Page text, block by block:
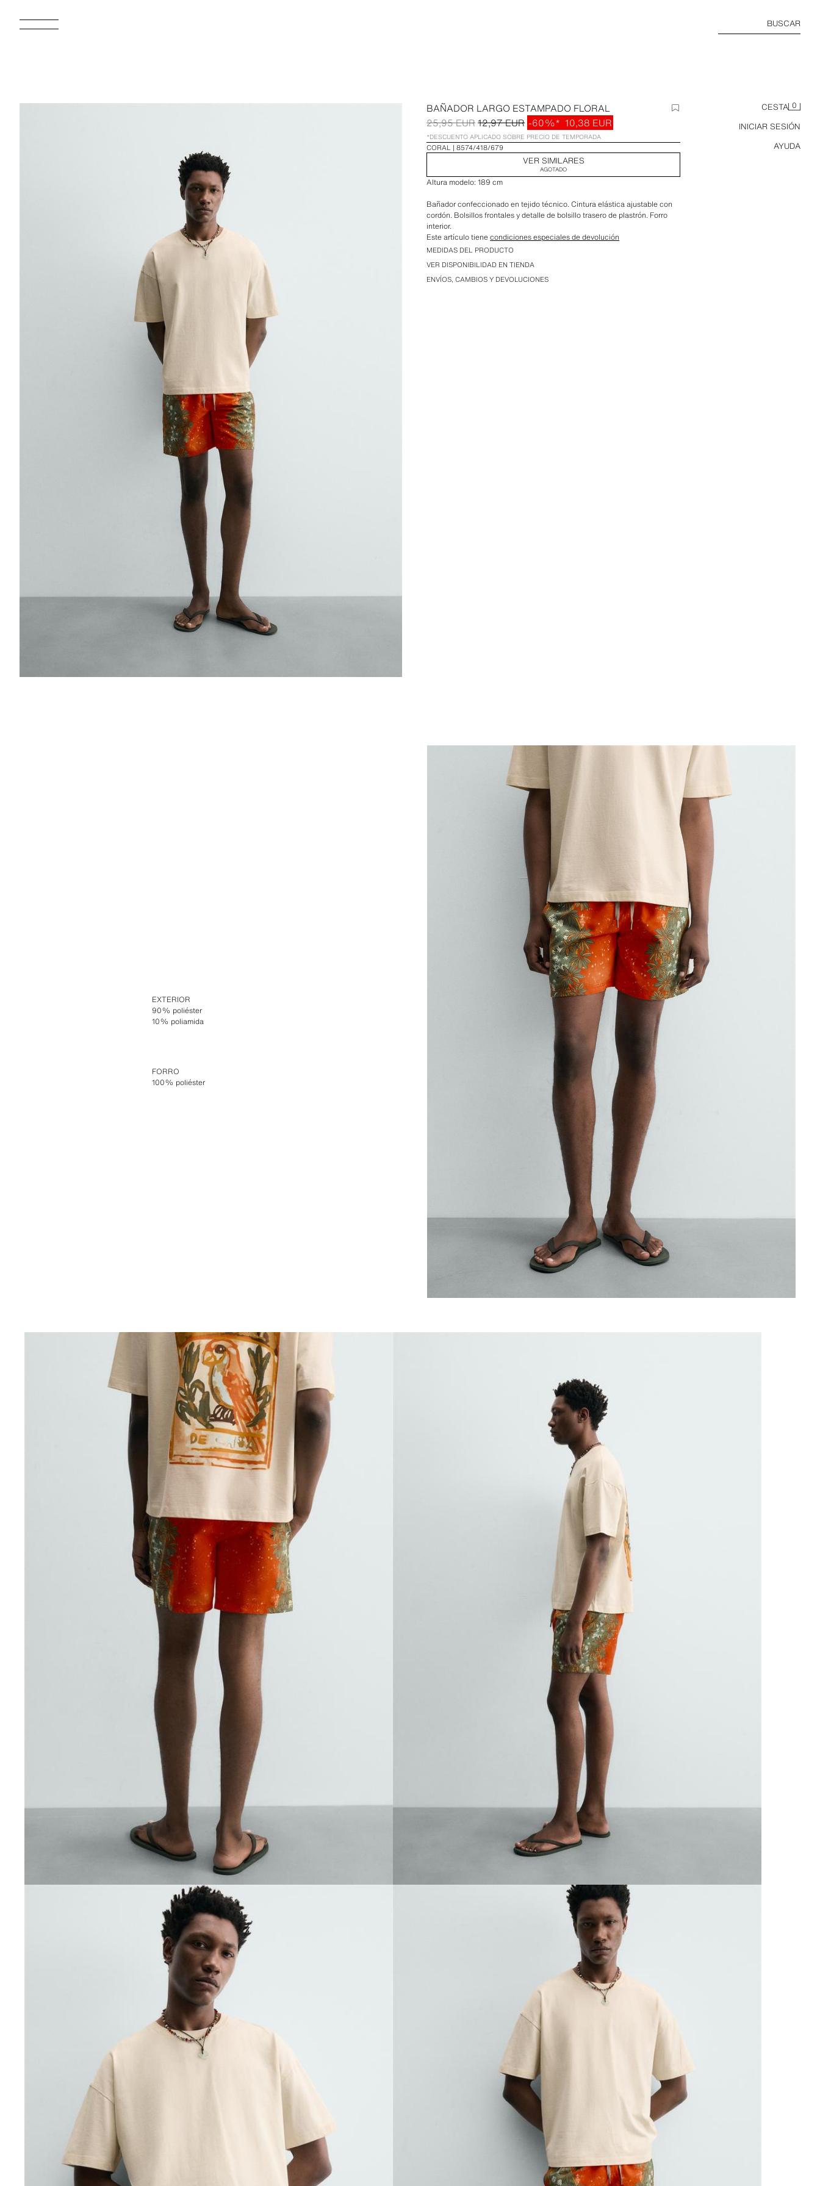
BUSCAR
CESTA 0
INICIAR SESIÓN
AYUDA
BAÑADOR LARGO ESTAMPADO FLORAL
25,95 EUR12,97 EUR -60%* 10,38 EUR
*DESCUENTO APLICADO SOBRE PRECIO DE TEMPORADA
CORAL 8574/418/679
VER SIMILARES
AGOTADO
Altura modelo: 189 cm
Bañador confeccionado en tejido técnico. Cintura elástica ajustable con
cordón. Bolsillos frontales y detalle de bolsillo trasero de plastrón. Forro
interior.
Largo costura interior de la pierna: 18 cm.
Este artículo tienecondiciones especiales de devolución
MEDIDAS DEL PRODUCTO
VER DISPONIBILIDAD EN TIENDA
ENVÍOS, CAMBIOS Y DEVOLUCIONES
EXTERIOR
90% poliéster
10% poliamida
FORRO
100% poliéster